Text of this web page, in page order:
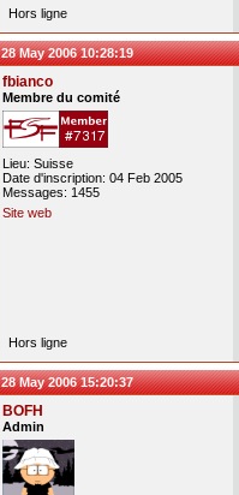
Hors ligne
28 May 2006 10:28:19
fbianco
Membre du comité
Lieu: Suisse
Date d'inscription: 04 Feb 2005
Messages: 1455
Site web
Hors ligne
28 May 2006 15:20:37
BOFH
Admin